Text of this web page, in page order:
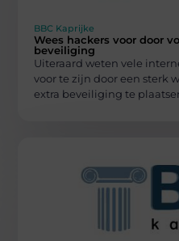
BBC Kaprijke
Wees hackers voor door
beveiliging
Uiteraard weten vele
voor te zijn door een sterk
extra beveiliging te